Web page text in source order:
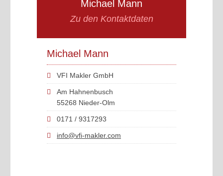
Michael Mann
Zu den Kontaktdaten
Michael Mann
VFI Makler GmbH
Am Hahnenbusch
55268 Nieder-Olm
0171 / 9317293
info@vfi-makler.com